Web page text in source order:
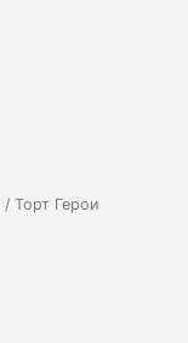
/ Торт Герои